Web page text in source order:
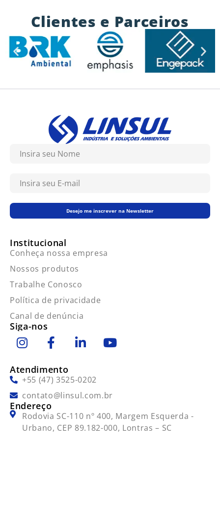
Clientes e Parceiros
Desejo me inscrever na Newsletter
Institucional
Conheça nossa empresa
Nossos produtos
Trabalhe Conosco
Política de privacidade
Canal de denúncia
Siga-nos
Atendimento
+55 (47) 3525-0202
contato@linsul.com.br
Endereço
Rodovia SC-110 nº 400, Margem Esquerda -
Urbano, CEP 89.182-000, Lontras – SC